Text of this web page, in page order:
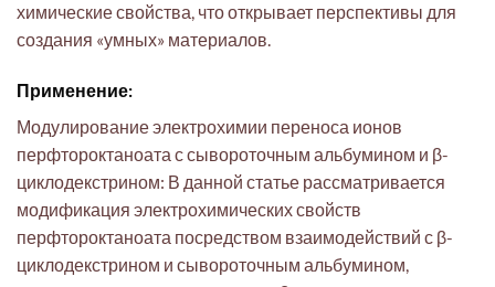
химические свойства, что открывает перспективы для
создания «умных» материалов.
Применение:
Модулирование электрохимии переноса ионов
перфтороктаноата с сывороточным альбумином и β-
циклодекстрином: В данной статье рассматривается
модификация электрохимических свойств
перфтороктаноата посредством взаимодействий с β-
циклодекстрином и сывороточным альбумином,